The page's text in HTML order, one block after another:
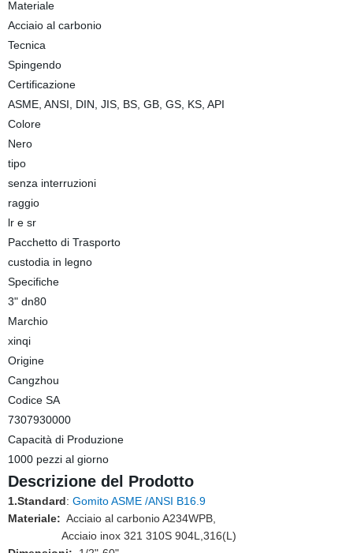
Materiale
Acciaio al carbonio
Tecnica
Spingendo
Certificazione
ASME, ANSI, DIN, JIS, BS, GB, GS, KS, API
Colore
Nero
tipo
senza interruzioni
raggio
lr e sr
Pacchetto di Trasporto
custodia in legno
Specifiche
3" dn80
Marchio
xinqi
Origine
Cangzhou
Codice SA
7307930000
Capacità di Produzione
1000 pezzi al giorno
Descrizione del Prodotto
1.Standard: Gomito ASME /ANSI B16.9
Materiale: Acciaio al carbonio A234WPB,
Acciaio inox 321 310S 904L,316(L)